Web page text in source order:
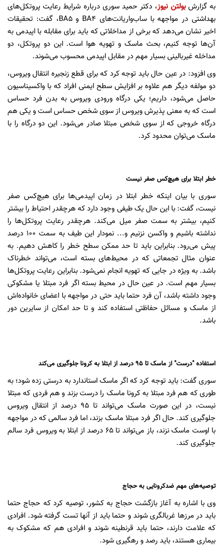
به گزارشبولتن نیوز، دکتر حمید سوری درباره شرایط رعایت پروتکل‌های
بهداشتی در مواجهه با ساب‌واریانت‌های BA۴ و BA۵، گفت: تحقیقات
اخیر نشان می‌دهد که برخی از مداخلاتی که باید برای مقابله با اپیدمی به
آن‌ها توجه کنیم، بحث ماسک و تهویه هوا است. این دو پروتکل، دو
مداخله غیربالینی بسیار مهم در مقابل اپیدمی محسوب می‌شوند.
وی افزود: در عین حال باید توجه کرد که برای قطع زنجیره انتقال ویروس،
دو مولفه دیگر هم علاوه بر افزایش سطح ایمنی افراد که با واکسیناسیون
حاصل می‌شود، داریم؛ یکی درگاه ورودی ویروس به بدن فرد حساس
است که به معنی پذیرش ویروس از سوی شخص حساس است و یکی هم
درگاه خروجی که از سوی شخص مبتلا صادر می‌شود. این دو درگاه را با
ماسک می‌توان محدود کرد.
خطر ابتلا برای هیچ‌کس صفر نیست
سوری با بیان اینکه خطر ابتلا در زمان اپیدمی‌ها برای هیچ‌کس صفر
نیست، گفت: با این حال یک طیفی وجود دارد که هرچقدر احتیاط را بیشتر
کنیم، بیشتر به سمت صفر میل می‌کند. هرچقدر رعایت پروتکل‌ها را
نداشته باشیم و واکسن نزنیم و... نمودار این طیف به سمت ۱۰۰ درصد
پیش می‌رود. بنابراین باید تا حد ممکن سطح خطر را کاهش دهیم. به
عنوان مثال تجمعاتی که در محیط‌های بسته است، می‌تواند خطرناک
باشد. به ویژه در جایی که تهویه انجام نمی‌شود. بنابراین رعایت پروتکل‌ها
بسیار مهم است. در عین حال در محیط بسته اگر فرد مبتلا یا مشکوکی
وجود داشته باشد، آن فرد حتما باید حتی در مواجهه با اعضای خانواده‌اش
از ماسک و مسائل حفاظتی استفاده کند و تا حد امکان از سایرین دور
باشد.
استفاده "درست" از ماسک تا ۹۵ درصد از ابتلا به کرونا جلوگیری می‌کند
سوری گفت: باید توجه کرد که اگر ماسک استاندارد به درستی زده شود؛ به
طوری که هم فرد مبتلا به کرونا ماسک را درست بزند و هم فردی که مبتلا
نیست، در این صورت ماسک می‌تواند تا ۹۵ درصد از انتقال ویروس
جلوگیری کند. حال اگر فرد مبتلا ماسک بزند، اما فرد سالمی که در مواجهه
با اوست ماسک نزند، باز می‌تواند تا ۶۵ درصد از ابتلا به ویروس فرد سالم
جلوگیری کند.
توصیه‌های مهم ضدکرونایی به حجاج
وی با اشاره به آغاز بازگشت حجاج به کشور، توصیه کرد که حجاج حتما
باید در مرزها غربالگری شوند و حتما باید از آنها تست گرفته شود. افرادی
که علامت‌ دارند، حتما باید قرنطینه شوند و افرادی هم که مشکوک به
بیماری هستند، باید رصد و رهگیری شود.